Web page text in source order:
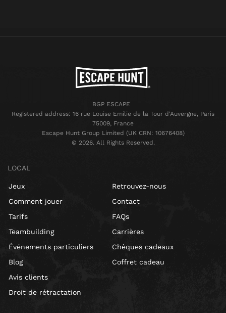
BGP ESCAPE
Registered address: 16 rue Louise Emilie de la Tour d'Auvergne, Paris
75009, France
Escape Hunt Group Limited (UK CRN: 10676408)
©️ 2026. All Rights Reserved.
LOCAL
Jeux
Comment jouer
Tarifs
Teambuilding
Événements particuliers
Blog
Avis clients
Droit de rétractation
Retrouvez-nous
Contact
FAQs
Carrières
Chèques cadeaux
Coffret cadeau